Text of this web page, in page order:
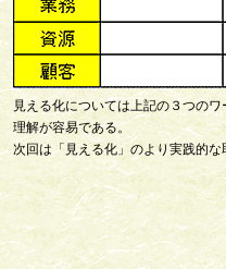
見える化については上記の３つの
理解が容易である。
次回は「見える化」のより実践的な